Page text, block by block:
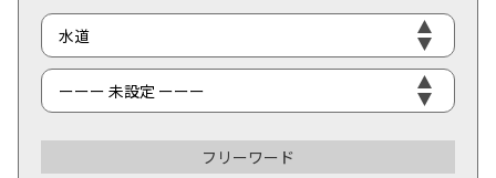
フリーワード